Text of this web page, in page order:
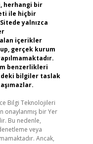
herhangi bir
ile hiçbir
yalnızca
alan içerikler
gerçek kurum
benzerlikleri
bilgiler taslak
Bilgi Teknolojileri
onaylanmış bir Yer
Bu nedenle,
veya
Ancak,